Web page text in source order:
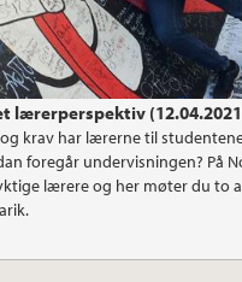
lærerperspektiv
krav har lærerne til
foregår undervisningen? På
lærere og her møter du to